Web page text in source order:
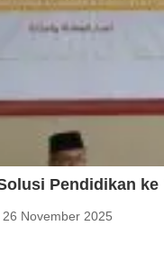
Pendidikan ke
26 November 2025